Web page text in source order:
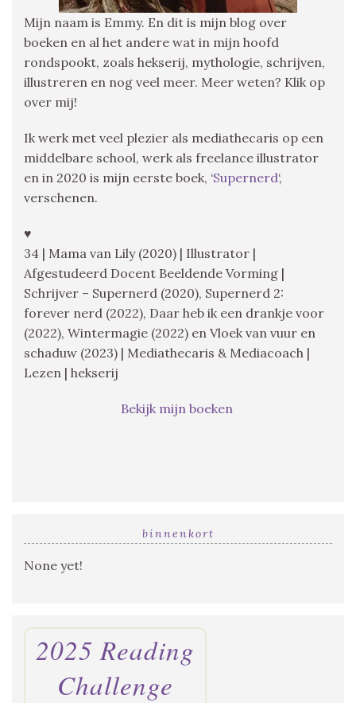
Mijn naam is Emmy. En dit is mijn blog over
boeken en al het andere wat in mijn hoofd
rondspookt, zoals hekserij, mythologie, schrijven,
illustreren en nog veel meer. Meer weten? Klik op
over mij!
Ik werk met veel plezier als mediathecaris op een
middelbare school, werk als freelance illustrator
en in 2020 is mijn eerste boek, ‘Supernerd‘,
verschenen.
♥
34 | Mama van Lily (2020) | Illustrator |
Afgestudeerd Docent Beeldende Vorming |
Schrijver – Supernerd (2020), Supernerd 2:
forever nerd (2022), Daar heb ik een drankje voor
(2022), Wintermagie (2022) en Vloek van vuur en
schaduw (2023) | Mediathecaris & Mediacoach |
Lezen | hekserij
Bekijk mijn boeken
binnenkort
None yet!
2025 Reading
Challenge